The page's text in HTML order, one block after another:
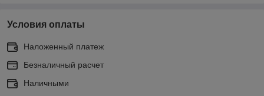
Условия оплаты
Наложенный платеж
Безналичный расчет
Наличными